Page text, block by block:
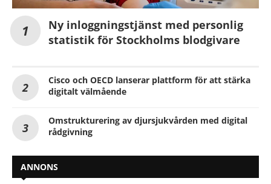
Ny inloggningstjänst med personlig
statistik för Stockholms blodgivare
Cisco och OECD lanserar plattform för att stärka
digitalt välmående
Omstrukturering av djursjukvården med digital
rådgivning
ANNONS